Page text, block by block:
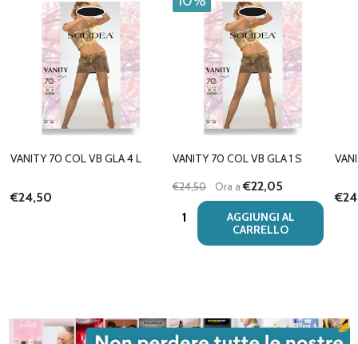
VANITY 70 COL VB GLA 4 L
€24,50
VANITY 70 COL VB GLA 1 S
€24,50 Ora a€22,05
Quantità:
AGGIUNGI AL
CARRELLO